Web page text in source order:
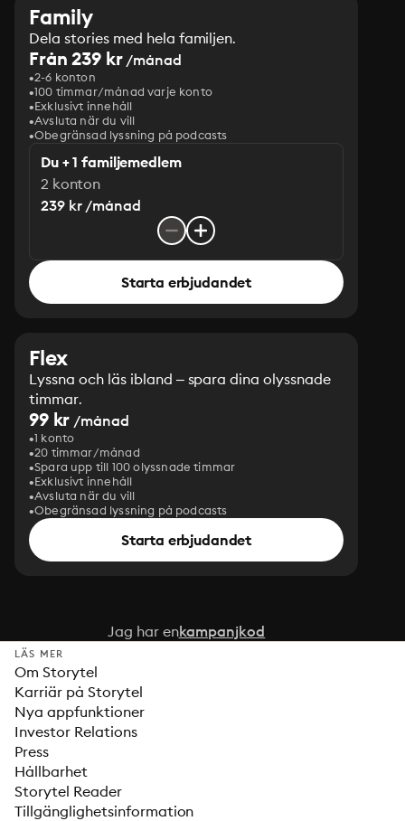
Family
Dela stories med hela familjen.
Från 239 kr/månad
2-6 konton
100 timmar/månad varje konto
Exklusivt innehåll
Avsluta när du vill
Obegränsad lyssning på podcasts
Du + 1 familjemedlem
2 konton
239 kr /månad
Starta erbjudandet
Flex
Lyssna och läs ibland – spara dina olyssnade
timmar.
99 kr /månad
1 konto
20 timmar/månad
Spara upp till 100 olyssnade timmar
Exklusivt innehåll
Avsluta när du vill
Obegränsad lyssning på podcasts
Starta erbjudandet
Jag har enkampanjkod
LÄS MER
Om Storytel
Karriär på Storytel
Nya appfunktioner
Investor Relations
Press
Hållbarhet
Storytel Reader
Tillgänglighetsinformation